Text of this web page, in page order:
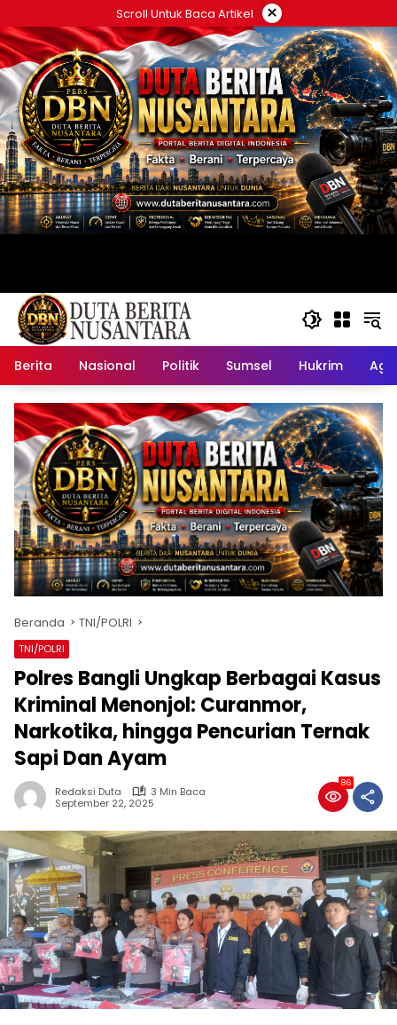
ke
konten
Scroll Untuk Baca Artikel ×
Berita Nasional Politik Sumsel Hukrim
Beranda TNI/POLRI
TNI/POLRI
Polres Bangli Ungkap Berbagai Kasus
Kriminal Menonjol: Curanmor,
Narkotika, hingga Pencurian Ternak
Sapi Dan Ayam
Redaksi Duta
3 Min Baca
September 22, 2025
86